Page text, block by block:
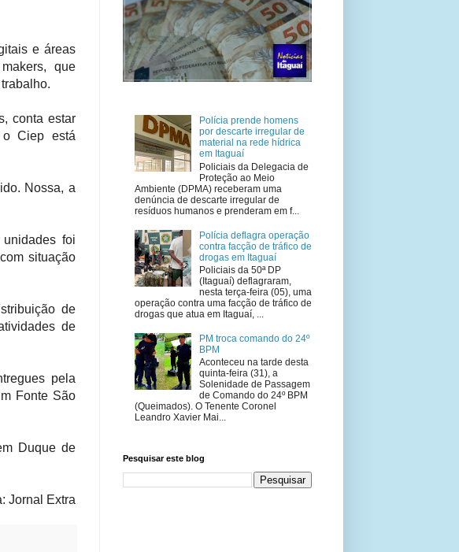
e áreas
que
conta estar
o Ciep está
Nossa, a
foi
situação
de
de
pela
Fonte São
Duque de
Jornal Extra
Polícia prende homens
por descarte irregular de
material na rede hídrica
em Itaguaí
Policiais da Delegacia de
Proteção ao Meio
Ambiente (DPMA) receberam uma
denúncia de descarte irregular de
resíduos humanos e prenderam em f...
Polícia deflagra operação
contra facção de tráfico de
drogas em Itaguaí
Policiais da 50ª DP
(Itaguaí) deflagraram,
nesta terça-feira (05), uma
operação contra uma facção de tráfico de
drogas que atua em Itaguaí, ...
PM troca comando do 24º
BPM
Aconteceu na tarde desta
quinta-feira (31), a
Solenidade de Passagem
de Comando do 24º BPM
(Queimados). O Tenente Coronel
Leandro Xavier Mai...
Pesquisar este blog